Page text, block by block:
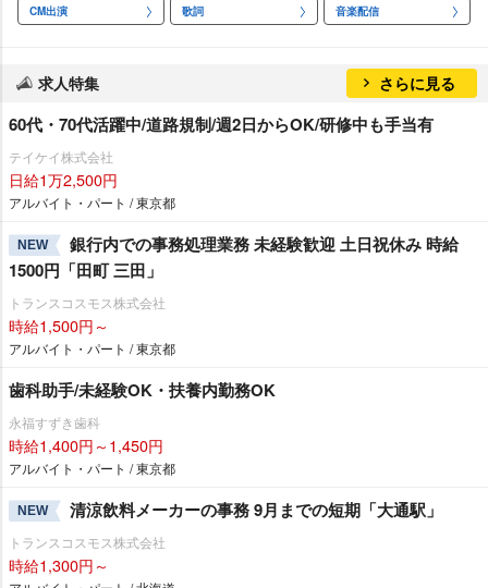
CM出演 歌詞 音楽配信
求人特集 さらに見る
60代・70代活躍中/道路規制/週2日からOK/研修中も手当有
テイケイ株式会社
日給1万2,500円
アルバイト・パート / 東京都
NEW
銀行内での事務処理業務 未経験歓迎 土日祝休み 時給
1500円「田町 三田」
トランスコスモス株式会社
時給1,500円～
アルバイト・パート / 東京都
歯科助手/未経験OK・扶養内勤務OK
永福すずき歯科
時給1,400円～1,450円
アルバイト・パート / 東京都
NEW 清涼飲料メーカーの事務 9月までの短期「大通駅」
トランスコスモス株式会社
時給1,300円～